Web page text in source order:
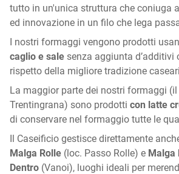
tutto in un'unica struttura che coniuga
ed innovazione in un filo che lega
I nostri formaggi vengono prodotti
caglio e sale senza aggiunta d’additivi
rispetto della migliore tradizione
La maggior parte dei nostri formaggi (il
Trentingrana) sono prodotti con latte
di conservare nel formaggio tutte le
Il Caseificio gestisce direttamente
Malga Rolle (loc. Passo Rolle) e Malga
Dentro (Vanoi), luoghi ideali per